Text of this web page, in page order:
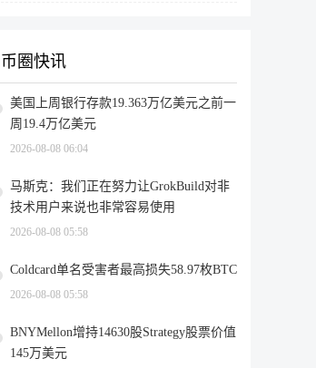
币圈快讯
美国上周银行存款19.363万亿美元之前一
周19.4万亿美元
2026-08-08 06:04
马斯克：我们正在努力让GrokBuild对非
技术用户来说也非常容易使用
2026-08-08 05:58
Coldcard单名受害者最高损失58.97枚BTC
2026-08-08 05:58
BNYMellon增持14630股Strategy股票价值
145万美元